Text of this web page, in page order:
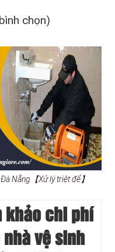
chọn)
Nẵng【Xử lý triệt để】
khảo chi phí
vệ sinh